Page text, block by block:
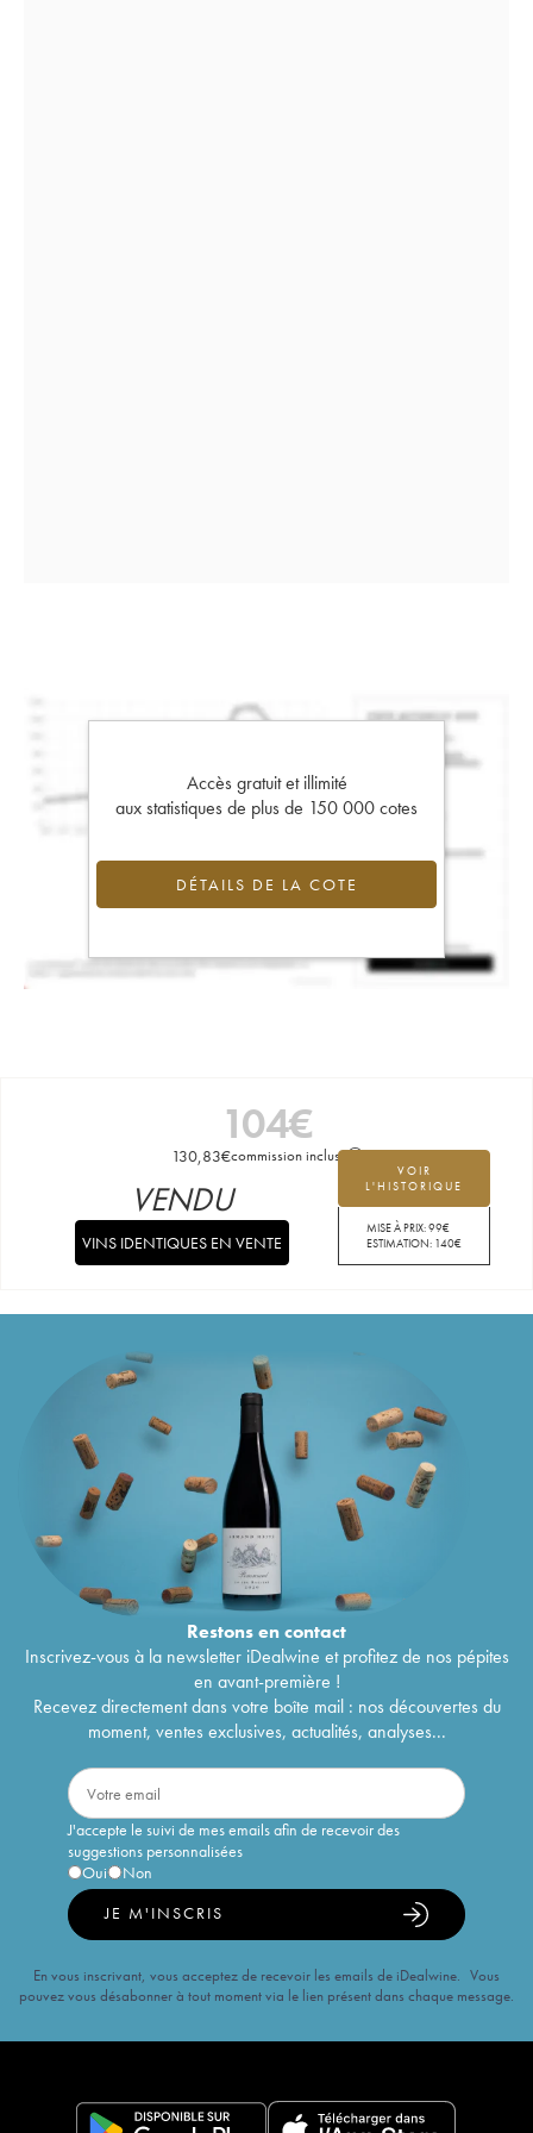
Accès gratuit et illimité
aux statistiques de plus de 150 000 cotes
DÉTAILS DE LA COTE
104€
130,83€commission incluse
VOIR
L'HISTORIQUE
MISE À PRIX:99€
ESTIMATION: 140€
VENDU
VINS IDENTIQUES EN VENTE
Restons encontact
Inscrivez-vous à la newsletter iDealwine et profitez de nos pépites
en avant-première !
Recevez directement dans votre boîte mail : nos découvertes du
moment, ventes exclusives, actualités, analyses...
J'accepte le suivi de mes emails afin de recevoir des
suggestions personnalisées
Oui
Non
JE M'INSCRIS
En vous inscrivant, vous acceptez de recevoir les emails de iDealwine. Vous
pouvez vous désabonner à tout moment via le lien présent dans chaque message.